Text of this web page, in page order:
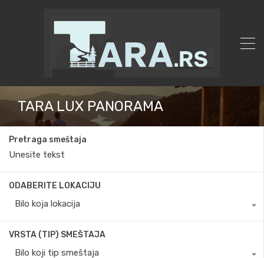
TARA LUX PANORAMA
Pretraga smeštaja
ODABERITE LOKACIJU
Bilo koja lokacija
VRSTA (TIP) SMEŠTAJA
Bilo koji tip smeštaja